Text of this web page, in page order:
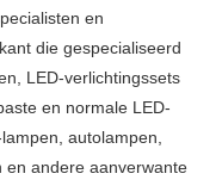
en
die gespecialiseerd
LED-verlichtingssets
en normale LED-
autolampen,
en andere aanverwante